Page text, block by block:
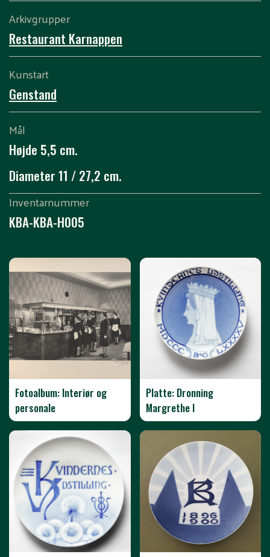
Arkivgrupper
Restaurant Karnappen
Kunstart
Genstand
Mål
Højde 5,5 cm.
Diameter 11 / 27,2 cm.
Inventarnummer
KBA-KBA-H005
Fotoalbum: Interiør og
personale
Platte: Dronning
Margrethe I